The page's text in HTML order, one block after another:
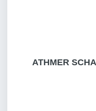
ATHMER